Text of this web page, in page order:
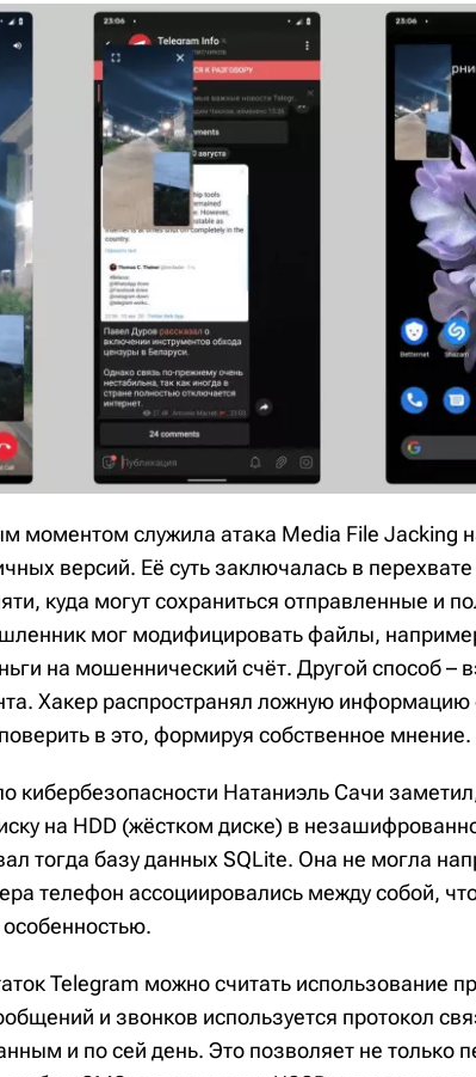
моментом служила атака Media File Jacking
версий. Её суть заключалась в
куда могут сохраниться отправленные и
мог модифицировать файлы,
на мошеннический счёт. Другой способ –
Хакер распространял ложную информацию
в это, формируя собственное мнение.
кибербезопасности Натаниэль Сачи
на HDD (жёстком диске) в
тогда базу данных SQLite. Она не могла
телефон ассоциировались между собой,
Telegram можно считать использование
и звонков используется протокол
и по сей день. Это позволяет не только